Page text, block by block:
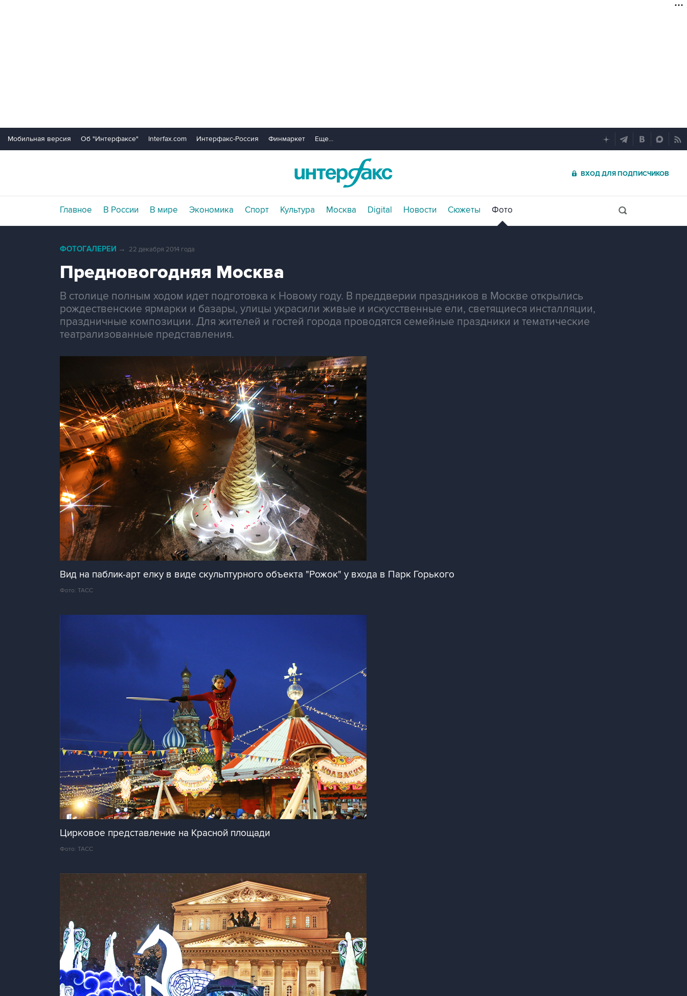
Мобильная версия Об "Интерфаксе" Interfax.com Интерфакс-Россия Финмаркет Еще...
ВХОД ДЛЯ ПОДПИСЧИКОВ
Главное В России В мире Экономика Спорт Культура Москва Digital Новости Сюжеты Фото
ФОТОГАЛЕРЕИ → 22 декабря 2014 года
Предновогодняя Москва
В столице полным ходом идет подготовка к Новому году. В преддверии праздников в Москве открылись
рождественские ярмарки и базары, улицы украсили живые и искусственные ели, светящиеся инсталляции,
праздничные композиции. Для жителей и гостей города проводятся семейные праздники и тематические
театрализованные представления.
Вид на паблик-арт елку в виде скульптурного объекта "Рожок" у входа в Парк Горького
Фото: ТАСС
Цирковое представление на Красной площади
Фото: ТАСС